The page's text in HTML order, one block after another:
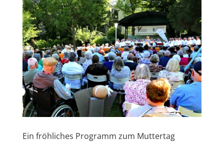
Ein fröhliches Programm zum Muttertag